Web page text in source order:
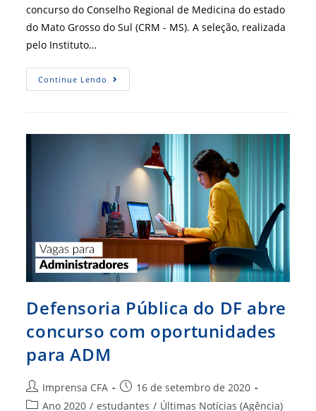
concurso do Conselho Regional de Medicina do estado
do Mato Grosso do Sul (CRM - MS). A seleção, realizada
pelo Instituto…
Continue Lendo Inscrições
Abertas
Defensoria Pública do DF abre
concurso com oportunidades
para ADM
Autor
do
Imprensa CFA
Post
publicado:
16 de setembro de 2020
Categoria
Ano 2020 / estudantes / Últimas Notícias (Agência)